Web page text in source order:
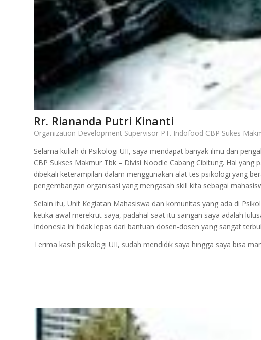
Rr. Riananda Putri Kinanti
Organization Development Supervisor PT. Indofood CBP Sukes
Selama kuliah di Psikologi UII, saya mendapat banyak ilmu dan
CBP Sukses Makmur Tbk – Divisi Noodle Cabang Cibitung. Hal
dibekali keterampilan dalam menggunakan alat tes psikologi yang
pengembangan organisasi yang mengasah skill kita sebagai
Selain itu, Unit Kegiatan Mahasiswa dan komunitas yang ada di
ketika awal merekrut saya, padahal saat itu saingan saya adalah
Indonesia ini tidak lepas dari bantuan dosen-dosen yang sangat
Terima kasih psikologi UII, sudah mendidik saya hingga saya bisa